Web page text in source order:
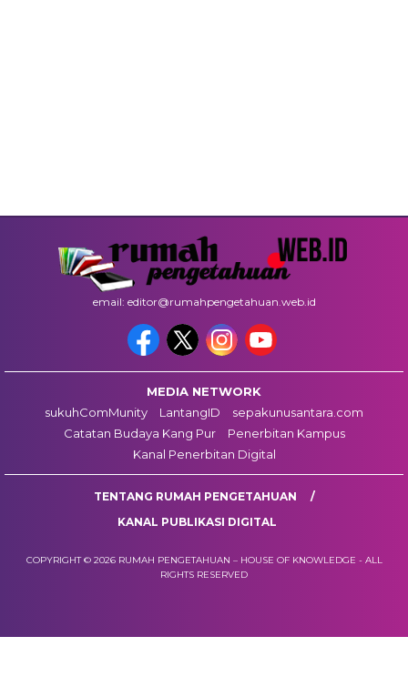
email: editor@rumahpengetahuan.web.id
MEDIA NETWORK
sukuhComMunity
LantangID
sepakunusantara.com
Catatan Budaya Kang Pur
Penerbitan Kampus
Kanal Penerbitan Digital
TENTANG RUMAH PENGETAHUAN
KANAL PUBLIKASI DIGITAL
COPYRIGHT © 2026 RUMAH PENGETAHUAN – HOUSE OF KNOWLEDGE - ALL
RIGHTS RESERVED